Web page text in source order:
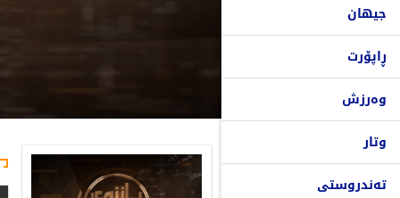
جیهان
ڕاپۆرت
وەرزش
وتار
تەندروستی